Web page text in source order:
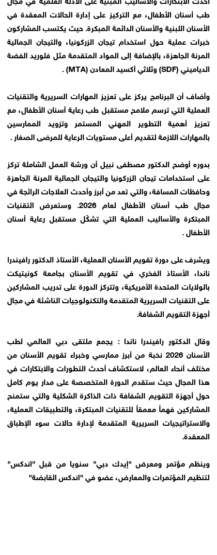
طب أسنان الأطفال، مع التركيز على إدارة الحالات المعقدة في
الأسنان اللبنية والأسنان الدائمة المبكرة. حيث يكتسب المشاركون
خبرات عملية حول استخدام تيجان الزركونيا، والتيجان الجمالية
المرنة الجاهزة، بالإضافة إلى المواد المتقدمة مثل فلوريد الفضة
الدياميني (SDF) وثلاثي أكسيد المعادن (MTA) .
وأضاف أن البرنامج يركز على تعزيز المهارات السريرية والتقنيات
العملية التي ترسم ملامح مستقبل طب رعاية أسنان الأطفال، مع
تعزيز أهمية التطوير المهني المستمر وتزويد الممارسين
بالمهارات اللازمة لتقديم أعلى مستويات الرعاية للمرضى الصغار .
بدوره أوضح الدكتور مصطفى نبيل أن ورشة العمل الشاملة تركز
على استخدامات تيجان الزركونيا والتيجان الجمالية المرنة الجاهزة
وحافظات المسافة، والتي تعد من أبرز وأحدث العلاجات الرائجة في
مجال طب أسنان الأطفال لعام 2026. وستعرض التقنيات
المبتكرة والأساليب العملية التي تشكّل مستقبل رعاية أسنان
الأطفال .
ويشرف على دورة تقويم الأسنان العملية، الأستاذ الدكتور رافيندرا
ناندا، الأستاذ الفخري في تقويم الأسنان بجامعة كونيتيكت
بالولايات المتحدة الأمريكية، وتتركز الدورة على تدريب المشاركين
على التقنيات السريرية المتقدمة والتكنولوجيات الناشئة في مجال
أجهزة التقويم الشفافة.
وقال الدكتور رافيندرا ناندا : يجمع ملتقى دبي العالمي لطب
الأسنان 2026 نخبة من أبرز ممارسي وخبراء تقويم الأسنان من
مختلف أنحاء العالم، لاستكشاف أحدث التطورات والابتكارات في
هذا المجال حيث ستقدم الدورة المتخصصة على مدار يوم كامل
حول أجهزة التقويم الشفافة ذات الذاكرة الشكلية والتي ستمنح
المشاركين فهماً معمقاً للتقنيات المبتكرة، والتطبيقات العملية،
والاستراتيجيات السريرية المتقدمة لإدارة حالات سوء الإطباق
المعقدة.
وينظم مؤتمر ومعرض "إيدك دبي" سنويا من قبل "اندكس"
لتنظيم المؤتمرات والمعارض، عضو في "اندكس القابضة"